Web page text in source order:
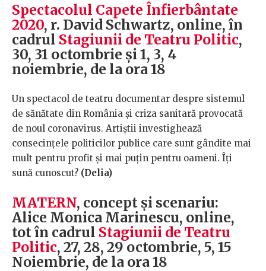
Spectacolul Capete Înfierbântate
2020, r. David Schwartz, online, în
cadrul Stagiunii de Teatru Politic,
30, 31 octombrie și 1, 3, 4
noiembrie, de la ora 18
Un spectacol de teatru documentar despre sistemul
de sănătate din România și criza sanitară provocată
de noul coronavirus. Artiștii investighează
consecințele politicilor publice care sunt gândite mai
mult pentru profit și mai puțin pentru oameni. Îți
sună cunoscut? (Delia)
MATERN, concept şi scenariu:
Alice Monica Marinescu, online,
tot în cadrul Stagiunii de Teatru
Politic, 27, 28, 29 octombrie, 5, 15
Noiembrie, de la ora 18